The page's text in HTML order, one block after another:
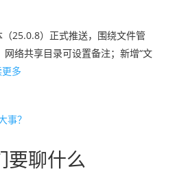
25.0.8）正式推送，围绕文件管
络共享目录可设置备注；新增“文
多
要聊什么